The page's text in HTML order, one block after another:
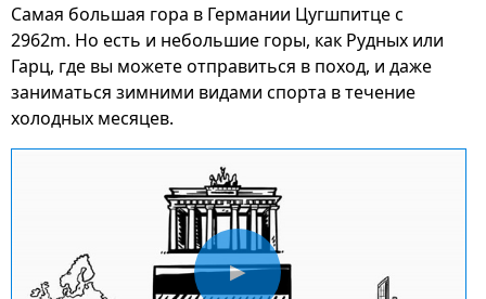
Самая большая гора в Германии Цугшпитце с
2962m. Но есть и небольшие горы, как Рудных или
Гарц, где вы можете отправиться в поход, и даже
заниматься зимними видами спорта в течение
холодных месяцев.
▶